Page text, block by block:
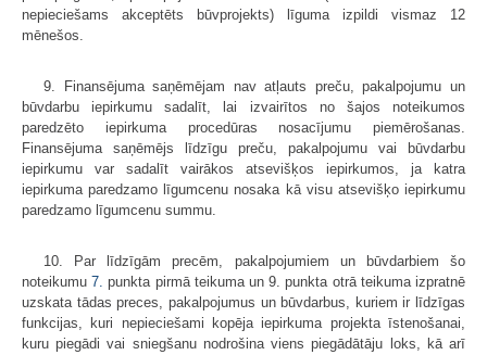
nepieciešams akceptēts būvprojekts) līguma izpildi vismaz 12
mēnešos.
9. Finansējuma saņēmējam nav atļauts preču, pakalpojumu un
būvdarbu iepirkumu sadalīt, lai izvairītos no šajos noteikumos
paredzēto iepirkuma procedūras nosacījumu piemērošanas.
Finansējuma saņēmējs līdzīgu preču, pakalpojumu vai būvdarbu
iepirkumu var sadalīt vairākos atsevišķos iepirkumos, ja katra
iepirkuma paredzamo līgumcenu nosaka kā visu atsevišķo iepirkumu
paredzamo līgumcenu summu.
10. Par līdzīgām precēm, pakalpojumiem un būvdarbiem šo
noteikumu7. punkta pirmā teikuma un 9. punkta otrā teikuma izpratnē
uzskata tādas preces, pakalpojumus un būvdarbus, kuriem ir līdzīgas
funkcijas, kuri nepieciešami kopēja iepirkuma projekta īstenošanai,
kuru piegādi vai sniegšanu nodrošina viens piegādātāju loks, kā arī